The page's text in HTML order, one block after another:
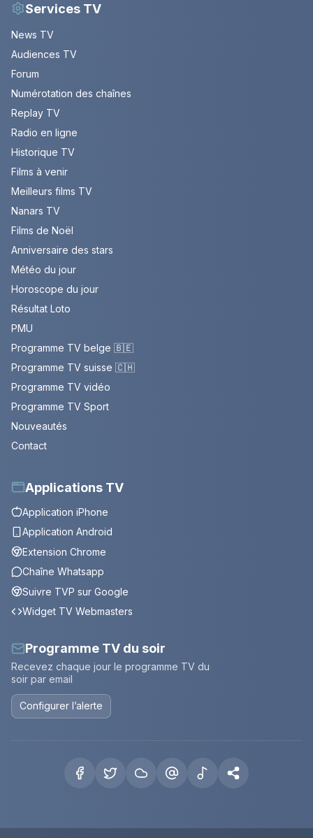
Services TV
News TV
Audiences TV
Forum
Numérotation des chaînes
Replay TV
Radio en ligne
Historique TV
Films à venir
Meilleurs films TV
Nanars TV
Films de Noël
Anniversaire des stars
Météo du jour
Horoscope du jour
Résultat Loto
PMU
Programme TV belge 🇧🇪
Programme TV suisse 🇨🇭
Programme TV vidéo
Programme TV Sport
Nouveautés
Contact
Applications TV
Application iPhone
Application Android
Extension Chrome
Chaîne Whatsapp
Suivre TVP sur Google
Widget TV Webmasters
Programme TV du soir
Recevez chaque jour le programme TV du
soir par email
Configurer l’alerte